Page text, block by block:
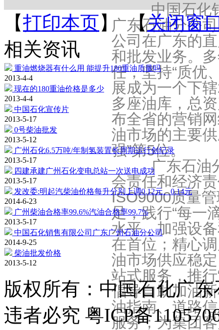
中国石化销售
广东石油分公
公司在广东的
和批发业务。
任，坚持“质优
展成为一个下
多座油库，总
布全省的营销
油市场的主要
强”第5位。
广东石油分公
会责任和经济
ISO9000质量
足，践行“每一
水平，加强设
在首位；精心
油市场供应稳
站式服务，推
倡导自助加油
油指南、道路
服务；为集团
【打印本页】 【关闭窗
相关资讯
重油燃烧器有什么用 能提升180重油质量吗
2013-4-4
现在的180重油价格是多少
2013-4-4
中国石化宣传片
2013-5-17
0号柴油批发
2013-5-12
广州石化6.5万吨/年制氢装置长周期运行创纪录
2013-5-17
四建承建广州石化变电总站一次送电成功
2013-5-17
发改委:明起汽柴油价格每升分别上调0.12元、0.14元
2014-6-23
广州柴油合格率99.6%汽油合格率99.7%
2013-5-17
中国石化销售有限公司广东广州石油分公司
2014-9-25
柴油批发价格
2013-5-12
版权所有： 中国石化广
违者必究 粤ICP备